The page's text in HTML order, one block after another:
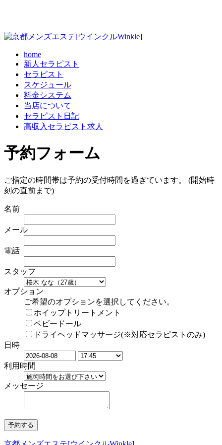
home
新人セラピスト
セラピスト
スケジュール
料金システム
当店について
セラピスト日記
高収入セラピスト求人
予約フォーム
ご指定の時間帯は予約の受付時間を過ぎています。 (開始時
刻の直前まで)
名前
メール
電話
スタッフ
オプション
ご希望のオプションを選択してください。
ホイップトリートメント
ベビードール
ドライヘッドマッサージ(※対応セラピストのみ)
日時
利用時間
メッセージ